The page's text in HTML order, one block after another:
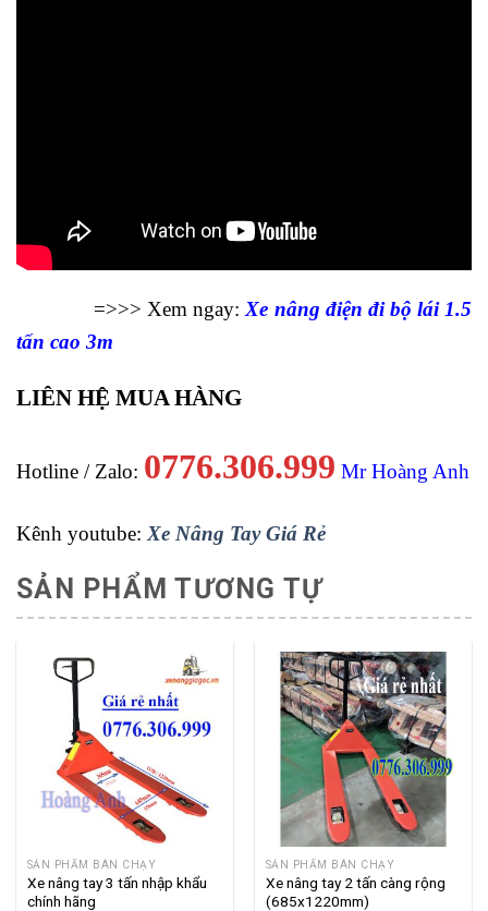
=>>> Xem ngay: Xe nâng điện đi bộ lái 1.5
tấn cao 3m
LIÊN HỆ MUA HÀNG
Hotline / Zalo: 0776.306.999 Mr Hoàng Anh
Kênh youtube: Xe Nâng Tay Giá Rẻ
SẢN PHẨM TƯƠNG TỰ
SẢN PHẨM BÁN CHẠY
Xe nâng tay 3 tấn nhập khẩu
chính hãng
SẢN PHẨM BÁN CHẠY
Xe nâng tay 2 tấn càng rộng
(685x1220mm)